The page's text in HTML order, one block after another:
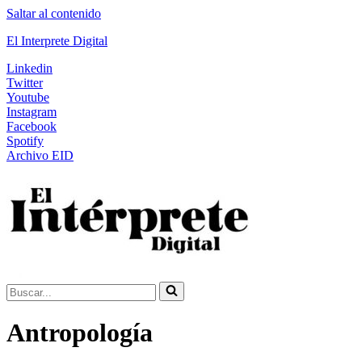
Saltar al contenido
El Interprete Digital
Linkedin
Twitter
Youtube
Instagram
Facebook
Spotify
Archivo EID
Buscar...
Antropología